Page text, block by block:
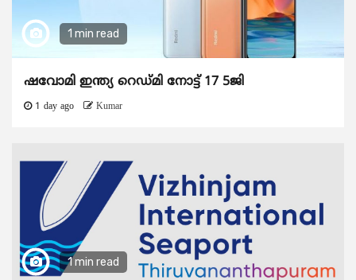
1 min read
ഷവോമി ഇന്ത്യ റെഡ്മി നോട്ട് 17 5ജി
1 day ago Kumar
1 min read